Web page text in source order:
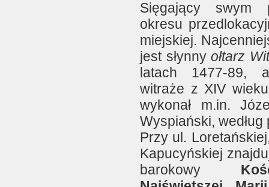
Sięgający swym
okresu
miejskiej.
jest słynnyołtarz
latach 1477-89,
witraże z XIV
wykonał m.in.
Wyspiański,
Przy ul.
Kapucyńskiej
barokowy